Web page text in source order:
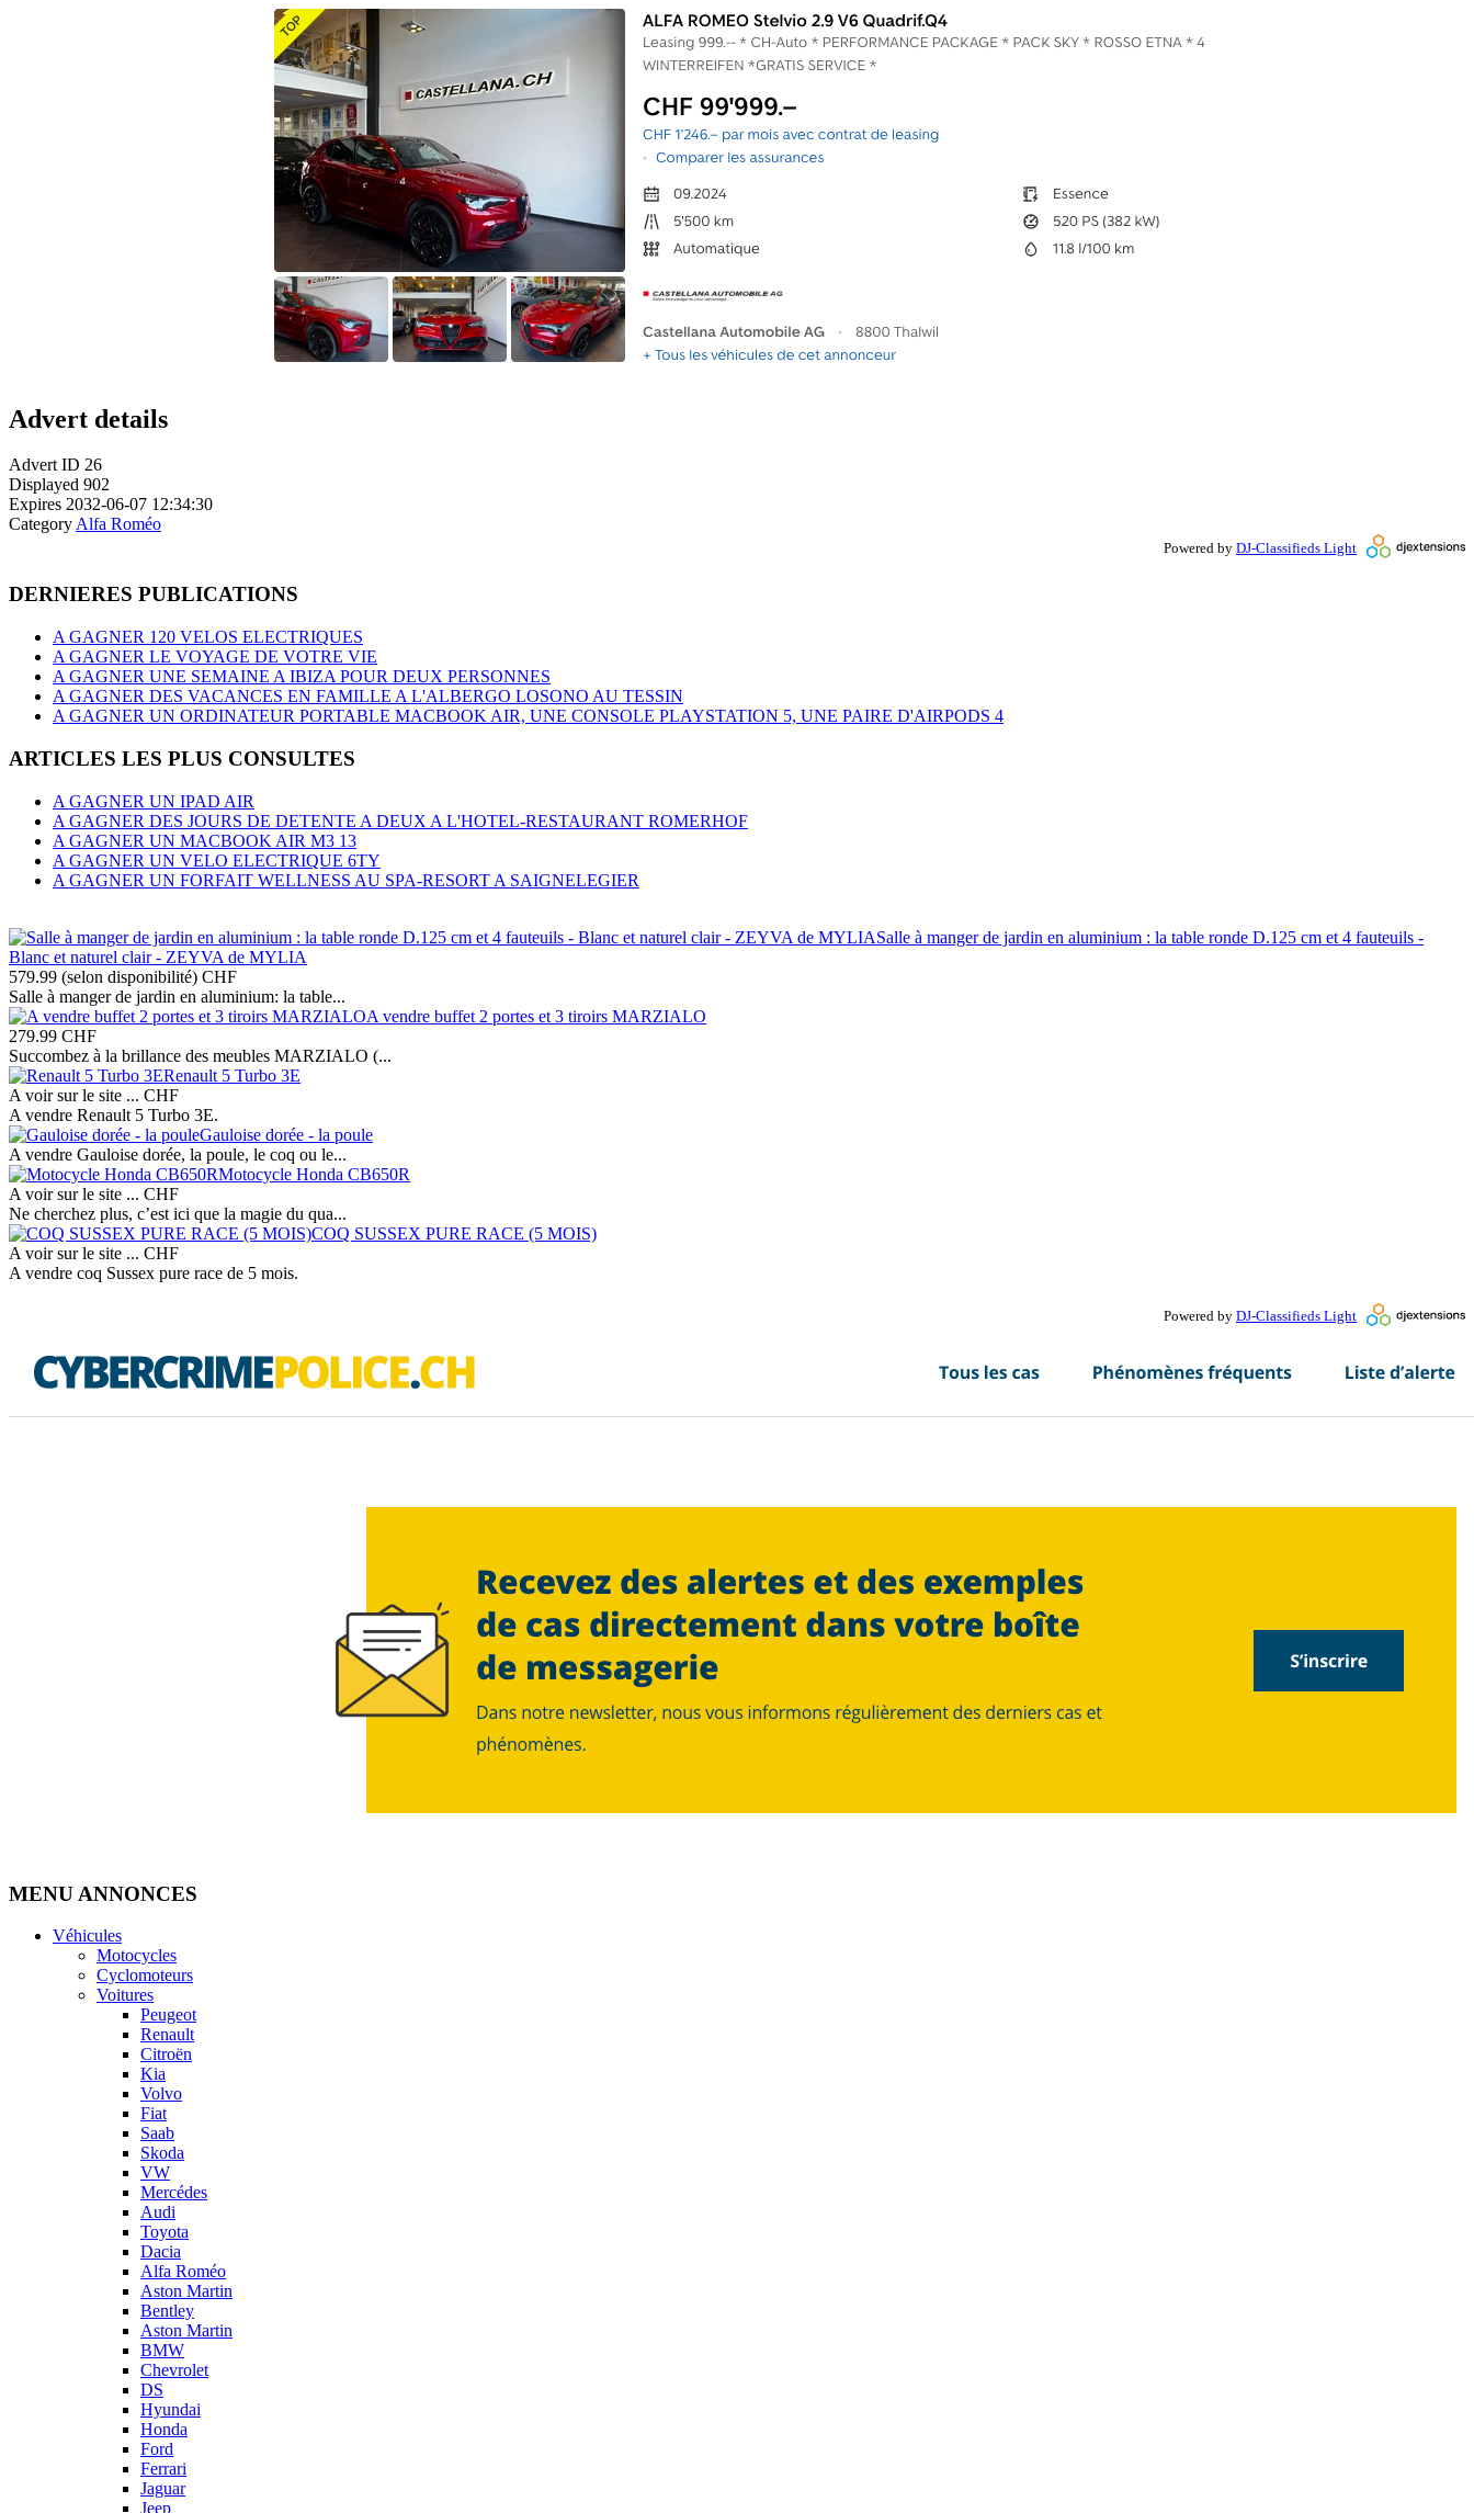
Advert details
Advert ID 26
Displayed 902
Expires 2032-06-07 12:34:30
CategoryAlfa Roméo
Powered by DJ-Classifieds Light
DERNIERES PUBLICATIONS
A GAGNER 120 VELOS ELECTRIQUES
A GAGNER LE VOYAGE DE VOTRE VIE
A GAGNER UNE SEMAINE A IBIZA POUR DEUX PERSONNES
A GAGNER DES VACANCES EN FAMILLE A L'ALBERGO LOSONO AU TESSIN
A GAGNER UN ORDINATEUR PORTABLE MACBOOK AIR, UNE CONSOLE PLAYSTATION 5, UNE PAIRE D'AIRPODS 4
ARTICLES LES PLUS CONSULTES
A GAGNER UN IPAD AIR
A GAGNER DES JOURS DE DETENTE A DEUX A L'HOTEL-RESTAURANT ROMERHOF
A GAGNER UN MACBOOK AIR M3 13
A GAGNER UN VELO ELECTRIQUE 6TY
A GAGNER UN FORFAIT WELLNESS AU SPA-RESORT A SAIGNELEGIER
Salle à manger de jardin en aluminium : la table ronde D.125 cm et 4 fauteuils -
Blanc et naturel clair - ZEYVA de MYLIA
579.99 (selon disponibilité) CHF
Salle à manger de jardin en aluminium: la table...
A vendre buffet 2 portes et 3 tiroirs MARZIALO
279.99 CHF
Succombez à la brillance des meubles MARZIALO (...
Renault 5 Turbo 3E
A voir sur le site ... CHF
A vendre Renault 5 Turbo 3E.
Gauloise dorée - la poule
A vendre Gauloise dorée, la poule, le coq ou le...
Motocycle Honda CB650R
A voir sur le site ... CHF
Ne cherchez plus, c’est ici que la magie du qua...
COQ SUSSEX PURE RACE (5 MOIS)
A voir sur le site ... CHF
A vendre coq Sussex pure race de 5 mois.
Powered by DJ-Classifieds Light
MENU ANNONCES
Véhicules
Motocycles
Cyclomoteurs
Voitures
Peugeot
Renault
Citroën
Kia
Volvo
Fiat
Saab
Skoda
VW
Mercédes
Audi
Toyota
Dacia
Alfa Roméo
Aston Martin
Bentley
Aston Martin
BMW
Chevrolet
DS
Hyundai
Honda
Ford
Ferrari
Jaguar
Jeep